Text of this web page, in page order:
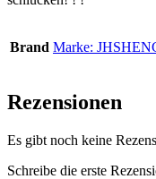
Brand Marke:
Rezensionen
Es gibt noch keine
Schreibe die erste